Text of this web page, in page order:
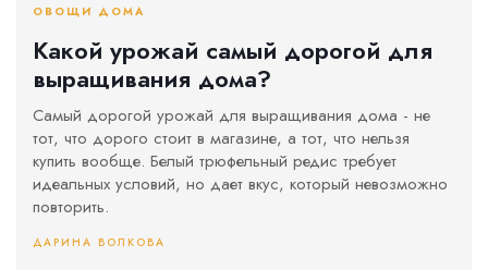
ОВОЩИ ДОМА
Какой урожай самый дорогой для
выращивания дома?
Самый дорогой урожай для выращивания дома - не
тот, что дорого стоит в магазине, а тот, что нельзя
купить вообще. Белый трюфельный редис требует
идеальных условий, но дает вкус, который невозможно
повторить.
ДАРИНА ВОЛКОВА